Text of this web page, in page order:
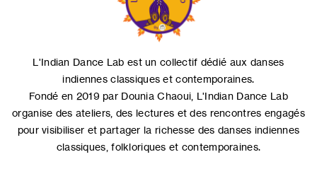
L'Indian Dance Lab est un collectif dédié aux danses
indiennes classiques et contemporaines.
Fondé en 2019 par Dounia Chaoui, L'Indian Dance Lab
organise des ateliers, des lectures et des rencontres engagés
pour visibiliser et partager la richesse des danses indiennes
classiques, folkloriques et contemporaines.